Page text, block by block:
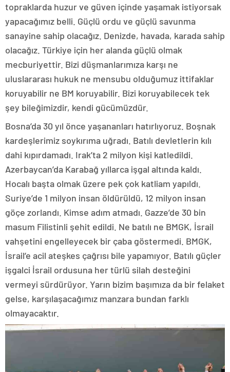
topraklarda huzur ve güven içinde yaşamak istiyorsak
yapacağımız belli. Güçlü ordu ve güçlü savunma
sanayine sahip olacağız. Denizde, havada, karada sahip
olacağız. Türkiye için her alanda güçlü olmak
mecburiyettir. Bizi düşmanlarımıza karşı ne
uluslararası hukuk ne mensubu olduğumuz ittifaklar
koruyabilir ne BM koruyabilir. Bizi koruyabilecek tek
şey bileğimizdir, kendi gücümüzdür.
Bosna’da 30 yıl önce yaşananları hatırlıyoruz. Boşnak
kardeşlerimiz soykırıma uğradı. Batılı devletlerin kılı
dahi kıpırdamadı. Irak’ta 2 milyon kişi katledildi.
Azerbaycan’da Karabağ yıllarca işgal altında kaldı.
Hocalı başta olmak üzere pek çok katliam yapıldı.
Suriye’de 1 milyon insan öldürüldü, 12 milyon insan
göçe zorlandı. Kimse adım atmadı. Gazze’de 30 bin
masum Filistinli şehit edildi. Ne batılı ne BMGK, İsrail
vahşetini engelleyecek bir çaba göstermedi. BMGK,
İsrail’e acil ateşkes çağrısı bile yapamıyor. Batılı güçler
işgalci İsrail ordusuna her türlü silah desteğini
vermeyi sürdürüyor. Yarın bizim başımıza da bir felaket
gelse, karşılaşacağımız manzara bundan farklı
olmayacaktır.